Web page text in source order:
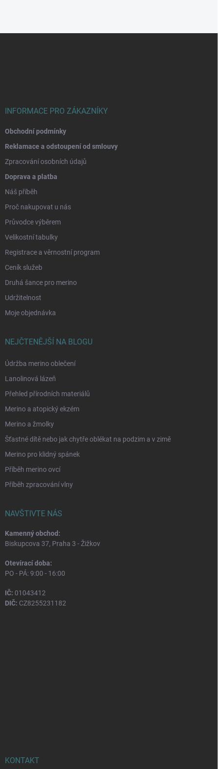
INFORMACE PRO ZÁKAZNÍKY
Obchodní podmínky
Reklamace a odstoupení od smlouvy
Zpracování osobních údajů
Doprava a platba
Náš příběh
Proč nakupovat u nás
Průvodce výběrem
Velikostní tabulky
Registrace a věrnostní program
Ceník služeb
Druhá šance pro merino
Udržitelnost
Moje objednávka
NEJČTENĚJŠÍ NA BLOGU
Údržba merino oblečení
Lanolinová lázeň
Přehled přírodních materiálů
Merino a atopický ekzém
Merino a žmolky
Šťastné dítě nebo jak chytře oblékat na podzim a v zimě
Merino pro klidný spánek
Příběh merino ovcí
Příběh zpracování vlny
NAVŠTIVTE NÁS
Kamenný obchod:
Biskupcova 37, Praha 3 - Žižkov
Otevírací doba:
PO - PÁ: 9:00 - 16:00
IČ: 01043412
DIČ: CZ8255231182
KONTAKT